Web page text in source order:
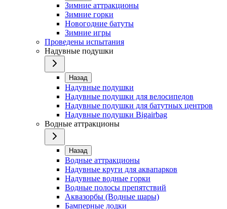
Зимние аттракционы
Зимние горки
Новогодние батуты
Зимние игры
Проведены испытания
Надувные подушки
Назад
Надувные подушки
Надувные подушки для велосипедов
Надувные подушки для батутных центров
Надувные подушки Bigairbag
Водные аттракционы
Назад
Водные аттракционы
Надувные круги для аквапарков
Надувные водные горки
Водные полосы препятствий
Аквазорбы (Водные шары)
Бамперные лодки